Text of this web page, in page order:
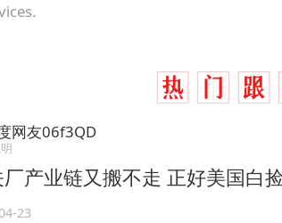
网友06f3QD
产业链又搬不走 正好美国白
23